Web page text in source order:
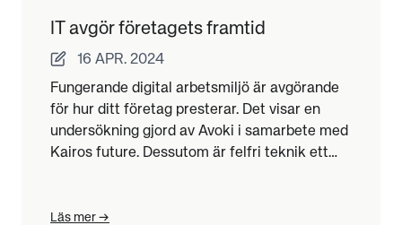
IT avgör företagets framtid
16 APR. 2024
Fungerande digital arbetsmiljö är avgörande
för hur ditt företag presterar. Det visar en
undersökning gjord av Avoki i samarbete med
Kairos future. Dessutom är felfri teknik ett
Läs mer